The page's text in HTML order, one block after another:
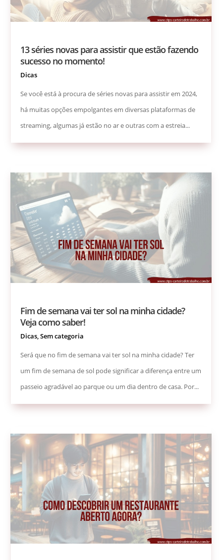
13 séries novas para assistir que estão fazendo
sucesso no momento!
Dicas
Se você está à procura de séries novas para assistir em 2024,
há muitas opções empolgantes em diversas plataformas de
streaming, algumas já estão no ar e outras com a estreia...
Fim de semana vai ter sol na minha cidade?
Veja como saber!
Dicas,Sem categoria
Será que no fim de semana vai ter sol na minha cidade? Ter
um fim de semana de sol pode significar a diferença entre um
passeio agradável ao parque ou um dia dentro de casa. Por...